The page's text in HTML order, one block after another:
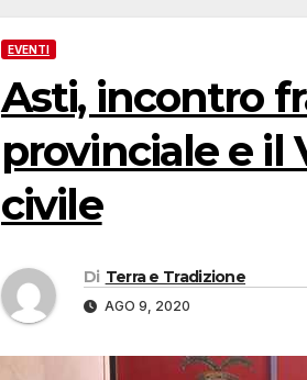
EVENTI
Asti, incontro
provinciale e il
civile
Di Terra e Tradizione
AGO 9, 2020